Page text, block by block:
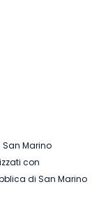
San Marino
con
di San Marino